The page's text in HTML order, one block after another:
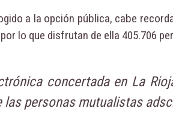
a la opción pública, cabe
lo que disfrutan de ella 405.706
concertada en La
personas mutualistas